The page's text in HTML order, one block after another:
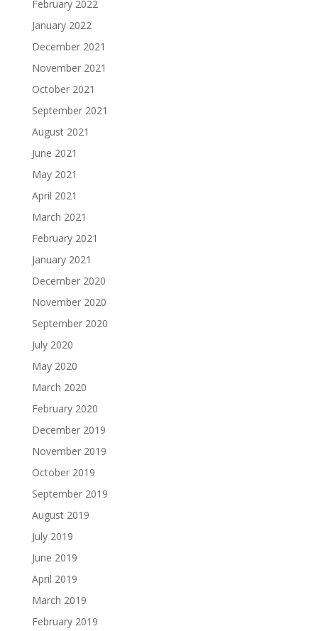
February 2022
January 2022
December 2021
November 2021
October 2021
September 2021
August 2021
June 2021
May 2021
April 2021
March 2021
February 2021
January 2021
December 2020
November 2020
September 2020
July 2020
May 2020
March 2020
February 2020
December 2019
November 2019
October 2019
September 2019
August 2019
July 2019
June 2019
April 2019
March 2019
February 2019